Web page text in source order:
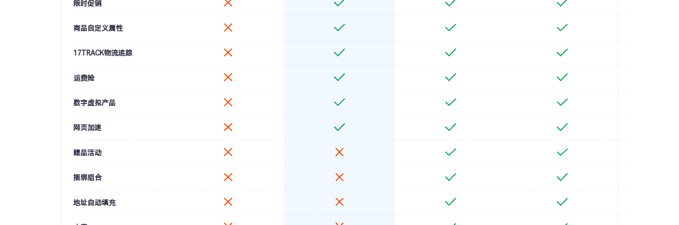
限时促销
商品自定义属性
17TRACK物流追踪
运费险
数字虚拟产品
网页加速
赠品活动
捆绑组合
地址自动填充